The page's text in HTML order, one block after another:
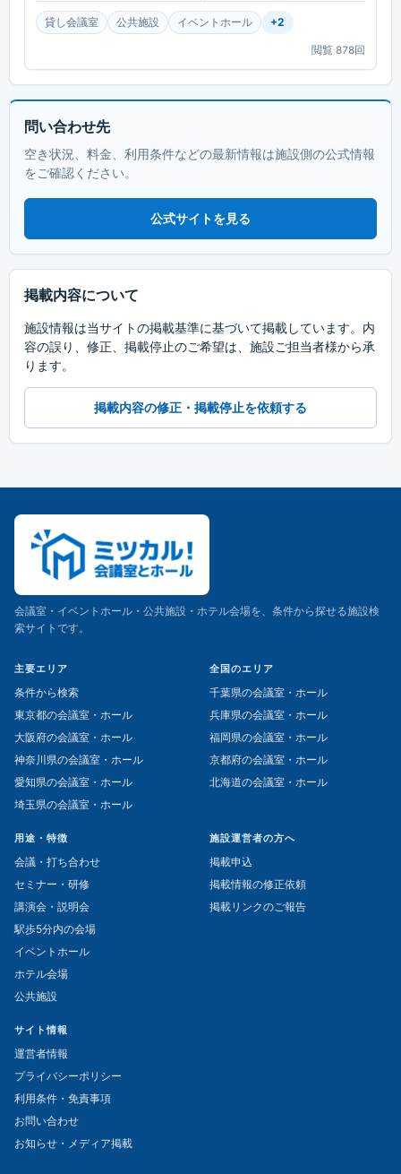
貸し会議室 公共施設 イベントホール +2
閲覧 878回
問い合わせ先
空き状況、料金、利用条件などの最新情報は施設側の公式情報
をご確認ください。
公式サイトを見る
掲載内容について
施設情報は当サイトの掲載基準に基づいて掲載しています。内
容の誤り、修正、掲載停止のご希望は、施設ご担当者様から承
ります。
掲載内容の修正・掲載停止を依頼する
会議室・イベントホール・公共施設・ホテル会場を、条件から探せる施設検
索サイトです。
主要エリア
条件から検索
東京都の会議室・ホール
大阪府の会議室・ホール
神奈川県の会議室・ホール
愛知県の会議室・ホール
埼玉県の会議室・ホール
全国のエリア
千葉県の会議室・ホール
兵庫県の会議室・ホール
福岡県の会議室・ホール
京都府の会議室・ホール
北海道の会議室・ホール
用途・特徴
会議・打ち合わせ
セミナー・研修
講演会・説明会
駅歩5分内の会場
イベントホール
ホテル会場
公共施設
施設運営者の方へ
掲載申込
掲載情報の修正依頼
掲載リンクのご報告
サイト情報
運営者情報
プライバシーポリシー
利用条件・免責事項
お問い合わせ
お知らせ・メディア掲載